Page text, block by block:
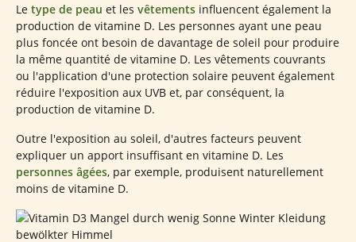
Le type de peau et les vêtements influencent également la
production de vitamine D. Les personnes ayant une peau
plus foncée ont besoin de davantage de soleil pour produire
la même quantité de vitamine D. Les vêtements couvrants
ou l'application d'une protection solaire peuvent également
réduire l'exposition aux UVB et, par conséquent, la
production de vitamine D.
Outre l'exposition au soleil, d'autres facteurs peuvent
expliquer un apport insuffisant en vitamine D. Les
personnes âgées, par exemple, produisent naturellement
moins de vitamine D.